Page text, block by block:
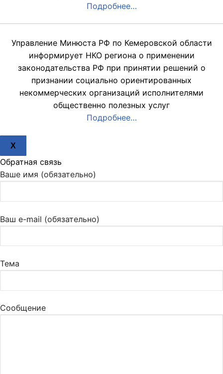
Подробнее…
Управление Минюста РФ по Кемеровской области
информирует НКО региона о применении
законодательства РФ при принятии решений о
признании социально ориентированных
некоммерческих организаций исполнителями
общественно полезных услуг
Подробнее…
X
Обратная связь
Ваше имя (обязательно)
Ваш e-mail (обязательно)
Тема
Сообщение